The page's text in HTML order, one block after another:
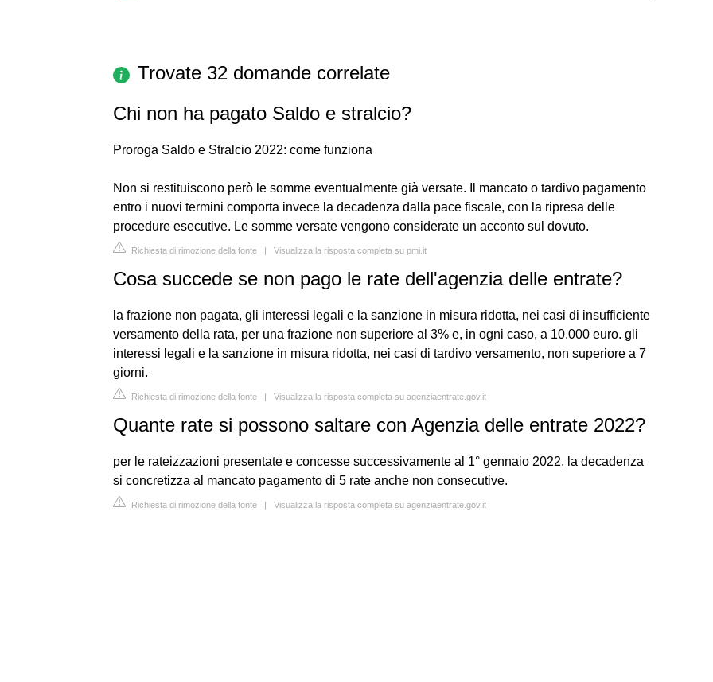
Trovate 32 domande correlate
Chi non ha pagato Saldo e stralcio?
Proroga Saldo e Stralcio 2022: come funziona
Non si restituiscono però le somme eventualmente già versate. Il mancato o tardivo pagamento
entro i nuovi termini comporta invece la decadenza dalla pace fiscale, con la ripresa delle
procedure esecutive. Le somme versate vengono considerate un acconto sul dovuto.
Richiesta di rimozione della fonte | Visualizza la risposta completa su pmi.it
Cosa succede se non pago le rate dell'agenzia delle entrate?
la frazione non pagata, gli interessi legali e la sanzione in misura ridotta, nei casi di insufficiente
versamento della rata, per una frazione non superiore al 3% e, in ogni caso, a 10.000 euro. gli
interessi legali e la sanzione in misura ridotta, nei casi di tardivo versamento, non superiore a 7
giorni.
Richiesta di rimozione della fonte | Visualizza la risposta completa su agenziaentrate.gov.it
Quante rate si possono saltare con Agenzia delle entrate 2022?
per le rateizzazioni presentate e concesse successivamente al 1° gennaio 2022, la decadenza
si concretizza al mancato pagamento di 5 rate anche non consecutive.
Richiesta di rimozione della fonte | Visualizza la risposta completa su agenziaentrate.gov.it